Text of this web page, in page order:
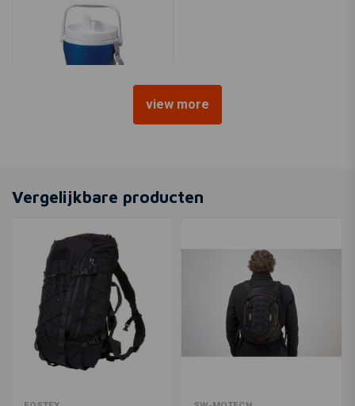
€23,78
view more
Vergelijkbare producten